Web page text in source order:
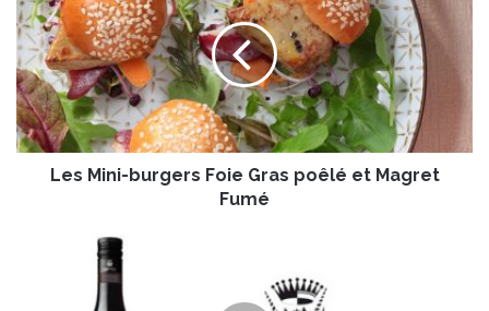
s
M
i
n
i
-
b
Les Mini-burgers Foie Gras poêlé et Magret
Fumé